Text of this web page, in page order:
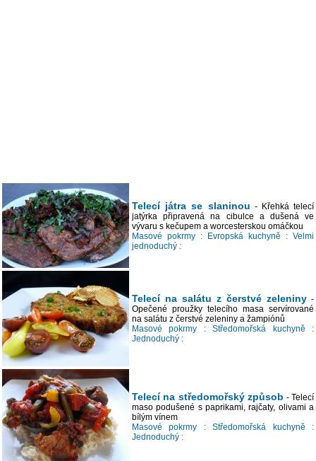
Telecí játra se slaninou - Křehká telecí
jatýrka připravená na cibulce a dušená ve
vývaru s kečupem a worcesterskou omáčkou
Masové pokrmy :
Evropská kuchyně : Velmi
jednoduchý :
Telecí na salátu z čerstvé zeleniny -
Opečené proužky telecího masa servírované
na salátu z čerstvé zeleniny a žampiónů
Masové pokrmy :
Středomořská kuchyně :
Jednoduchý :
Telecí na středomořský způsob - Telecí
maso podušené s paprikami, rajčaty, olivami a
bílým vínem
Masové pokrmy :
Středomořská kuchyně :
Jednoduchý :